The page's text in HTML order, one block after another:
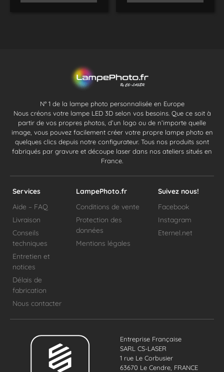
N° 1 de la lampe photo personnalisée en Europe
Nous créons votre lampe LED 3D selon vos besoins. Que ce soit à
partir de vos propres photos, d’un logo ou de n’importe quelle
image, vous pouvez facilement créer votre propre lampe photo en
quelques clics depuis notre configurateur. Tous nos produits sont
fabriqués par gravure et découpe laser dans nos ateliers situés en
France.
Services
Aide – FAQ
Livraison
Conseils
techniques
Entretien et
notices
Délais de
fabrication
Nous contacter
LampePhoto.fr
Conditions de vente
Protection des
données
Mentions légales
Suivez nous!
Facebook
Instagram
Eternel.net
Entreprise Française
SARL CS-LASER
1 rue Le Corbusier
63670 Le Cendre, FRANCE